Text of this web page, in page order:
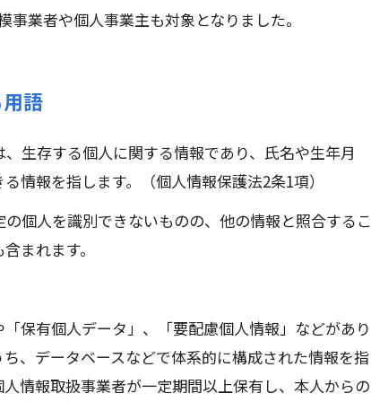
業者や個人事業主も対象となりました。
語
生存する個人に関する情報であり、氏名や生年月
情報を指します。（個人情報保護法2条1項）
個人を識別できないものの、他の情報と照合するこ
まれます。
保有個人データ」、「要配慮個人情報」などがあり
、データベースなどで体系的に構成された情報を指
情報取扱事業者が一定期間以上保有し、本人からの